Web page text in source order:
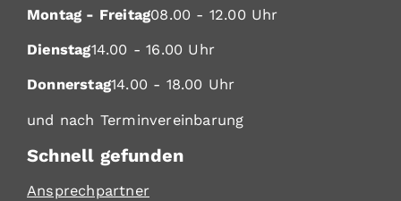
Montag - Freitag08.00 - 12.00 Uhr
Dienstag14.00 - 16.00 Uhr
Donnerstag14.00 - 18.00 Uhr
und nach Terminvereinbarung
Schnell gefunden
Ansprechpartner